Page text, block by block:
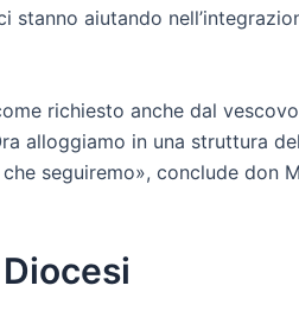
aiutando
richiesto anche dal
alloggiamo in una struttura
seguiremo», conclude don